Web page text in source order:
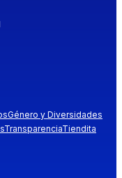
Género y Diversidades
TransparenciaTiendita